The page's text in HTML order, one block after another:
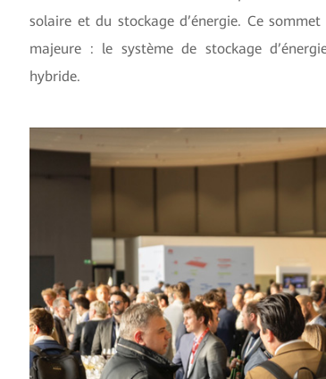
solaire et du stockage d’énergie. Ce
majeure : le système de stockage
hybride.